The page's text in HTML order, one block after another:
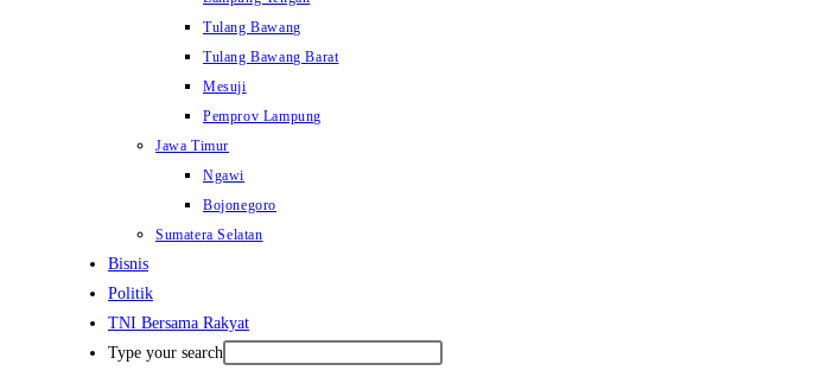
Tulang Bawang
Tulang Bawang Barat
Mesuji
Pemprov Lampung
Jawa Timur
Ngawi
Bojonegoro
Sumatera Selatan
Bisnis
Politik
TNI Bersama Rakyat
Type your search